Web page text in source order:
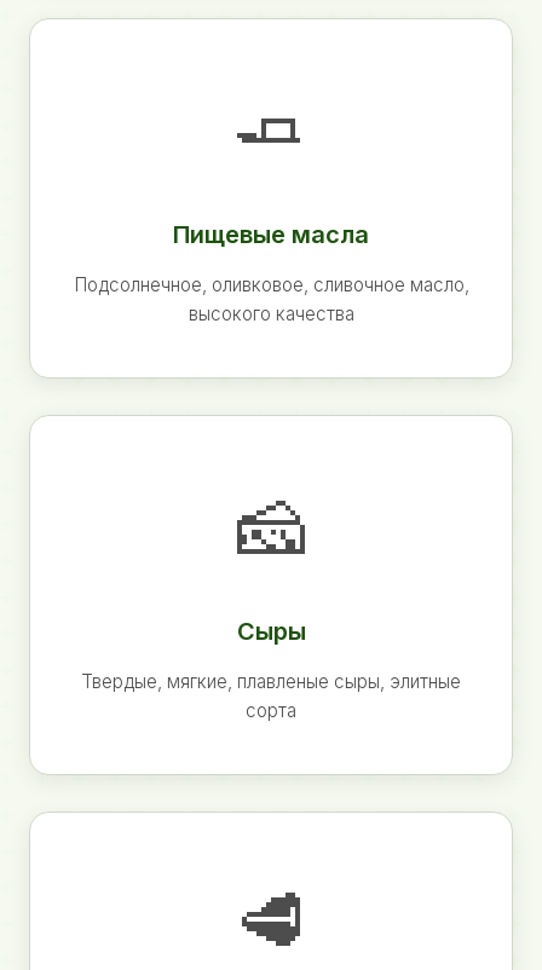
🧈
Пищевые масла
Подсолнечное, оливковое, сливочное масло,
высокого качества
🧀
Сыры
Твердые, мягкие, плавленые сыры, элитные
сорта
🥩